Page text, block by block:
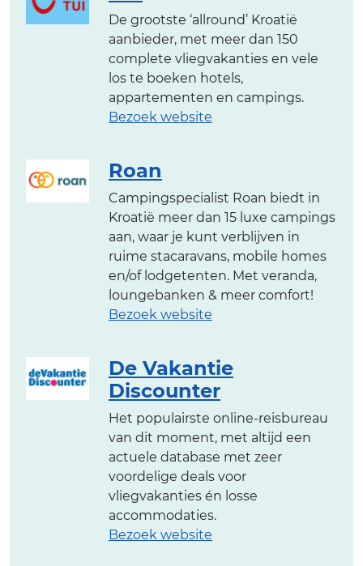
De grootste ‘allround’ Kroatië
aanbieder, met meer dan 150
complete vliegvakanties en vele
los te boeken hotels,
appartementen en campings.
Bezoek website
Roan
Campingspecialist Roan biedt in
Kroatië meer dan 15 luxe campings
aan, waar je kunt verblijven in
ruime stacaravans, mobile homes
en/of lodgetenten. Met veranda,
loungebanken & meer comfort!
Bezoek website
De Vakantie
Discounter
Het populairste online-reisbureau
van dit moment, met altijd een
actuele database met zeer
voordelige deals voor
vliegvakanties én losse
accommodaties.
Bezoek website